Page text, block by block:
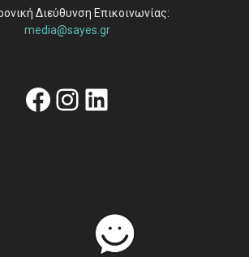
Διεύθυνση Επικοινωνίας:
media@sayes.gr
Facebook
Instagram
Linkedin